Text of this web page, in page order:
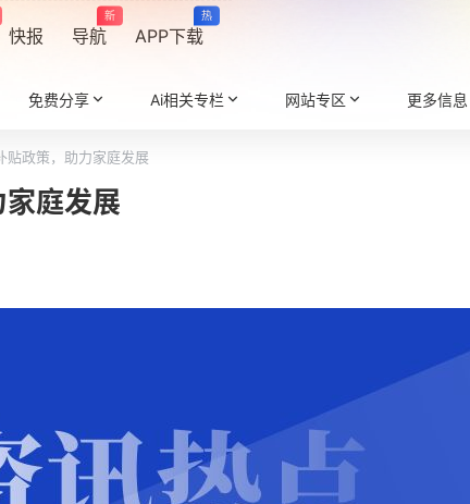
快报 导航
新
APP下载
热
免费分享 Ai相关专栏 网站专区 更多信息
贴政策，助力家庭发展
庭发展